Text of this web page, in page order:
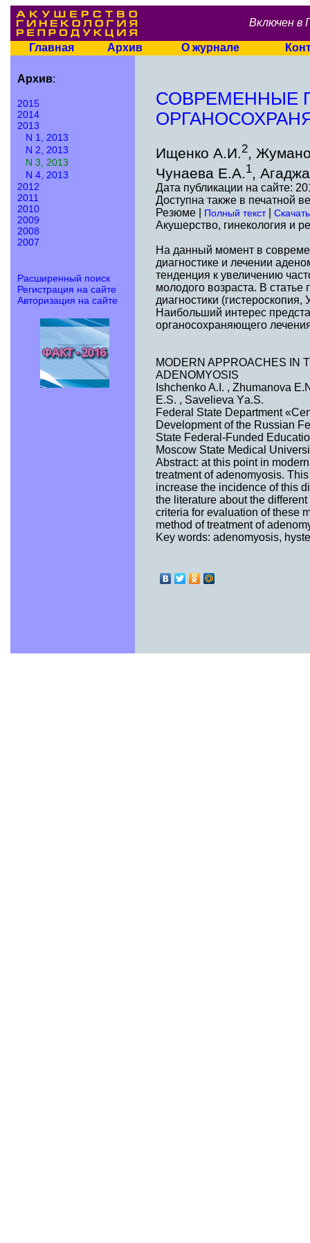
Включен в
Главная Архив О журнале
Архив:
2015
2014
2013
N 1, 2013
N 2, 2013
N 3, 2013
N 4, 2013
2012
2011
2010
2009
2008
2007
Расширенный поиск
Регистрация на сайте
Авторизация на сайте
СОВРЕМЕННЫЕ
Ищенко А.И.2,
Чунаева Е.А.1,
Дата публикации на сайте:
Доступна также в печатной
Резюме | Полный текст|
Акушерство, гинекология и
На данный момент в
диагностике и лечении
тенденция к увеличению
молодого возраста. В
диагностики
Наибольший интерес
органосохраняющего
MODERN APPROACHES IN
ADENOMYOSIS
Ishchenko A.I. , Zhumanova
E.S. , Savelieva Yа.S.
Federal State Department
Development of the Russian
State Federal-Funded
Moscow State Medical
Abstract: at this point in
treatment of adenomyosis.
increase the incidence of this
the literature about the
criteria for evaluation of these
method of treatment of
Key words: adenomyosis,